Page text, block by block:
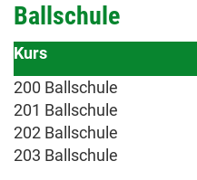
Ballschule
Kurs
200 Ballschule
201 Ballschule
202 Ballschule
203 Ballschule